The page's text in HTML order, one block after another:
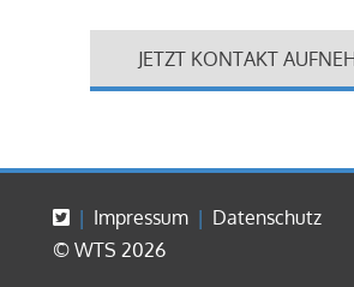
JETZT KONTAKT
Impressum
Datenschutz
© WTS 2026